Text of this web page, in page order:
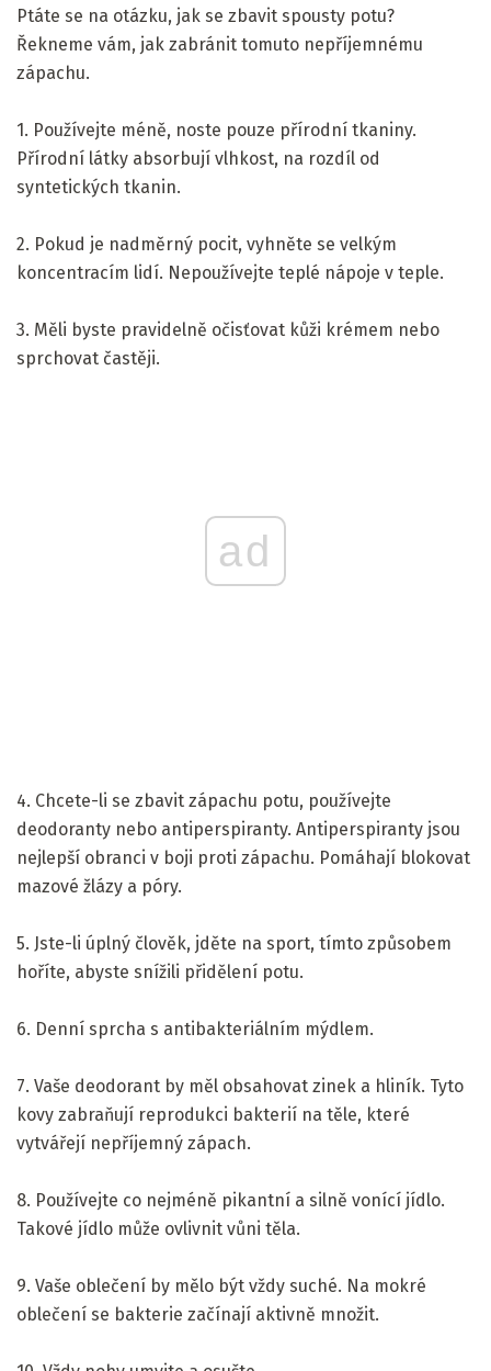
Ptáte se na otázku, jak se zbavit spousty potu?
Řekneme vám, jak zabránit tomuto nepříjemnému
zápachu.
1. Používejte méně, noste pouze přírodní tkaniny.
Přírodní látky absorbují vlhkost, na rozdíl od
syntetických tkanin.
2. Pokud je nadměrný pocit, vyhněte se velkým
koncentracím lidí. Nepoužívejte teplé nápoje v teple.
3. Měli byste pravidelně očisťovat kůži krémem nebo
sprchovat častěji.
ad
4. Chcete-li se zbavit zápachu potu, používejte
deodoranty nebo antiperspiranty. Antiperspiranty jsou
nejlepší obranci v boji proti zápachu. Pomáhají blokovat
mazové žlázy a póry.
5. Jste-li úplný člověk, jděte na sport, tímto způsobem
hoříte, abyste snížili přidělení potu.
6. Denní sprcha s antibakteriálním mýdlem.
7. Vaše deodorant by měl obsahovat zinek a hliník. Tyto
kovy zabraňují reprodukci bakterií na těle, které
vytvářejí nepříjemný zápach.
8. Používejte co nejméně pikantní a silně vonící jídlo.
Takové jídlo může ovlivnit vůni těla.
9. Vaše oblečení by mělo být vždy suché. Na mokré
oblečení se bakterie začínají aktivně množit.